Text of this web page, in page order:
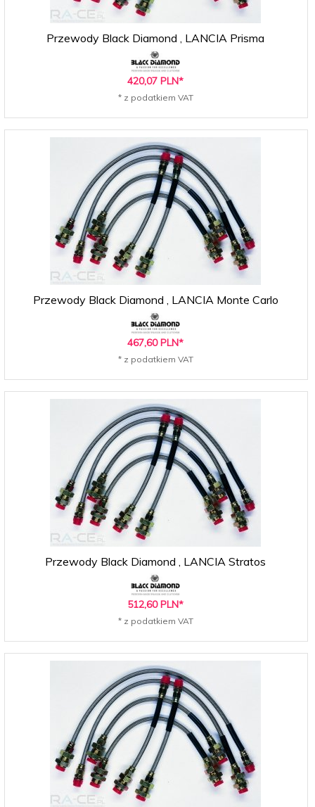
Przewody Black Diamond , LANCIA Prisma
420,07 PLN*
* z podatkiem VAT
Przewody Black Diamond , LANCIA Monte Carlo
467,60 PLN*
* z podatkiem VAT
Przewody Black Diamond , LANCIA Stratos
512,60 PLN*
* z podatkiem VAT